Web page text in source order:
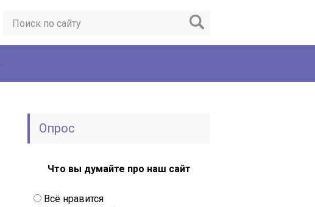
Опрос
Что вы думайте про наш сайт
Всё нравится